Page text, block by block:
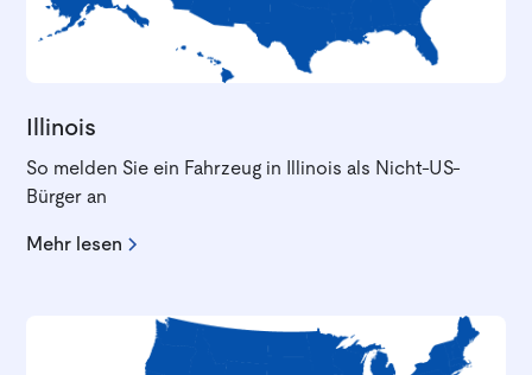
Illinois
So melden Sie ein Fahrzeug in Illinois als Nicht-US-
Bürger an
Mehr lesen